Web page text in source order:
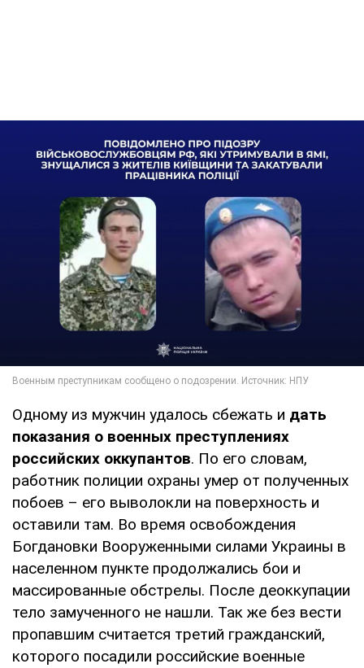
Одному из мужчин удалось сбежать и дать
показания о военных преступлениях
российских оккупантов. По его словам,
работник полиции охраны умер от полученных
побоев – его выволокли на поверхность и
оставили там. Во время освобождения
Богдановки Вооруженными силами Украины в
населенном пункте продолжались бои и
массированные обстрелы. После деоккупации
тело замученного не нашли. Так же без вести
пропавшим считается третий гражданский,
которого посадили российские военные